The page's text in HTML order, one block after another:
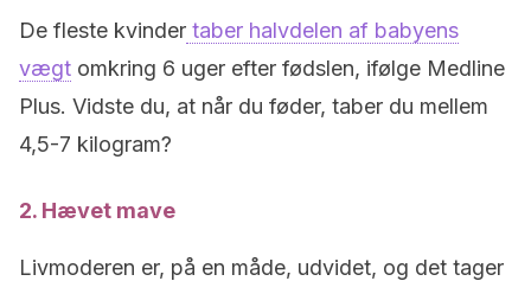
De fleste kvinder taber halvdelen af babyens
vægt omkring 6 uger efter fødslen, ifølge Medline
Plus. Vidste du, at når du føder, taber du mellem
4,5-7 kilogram?
2. Hævet mave
Livmoderen er, på en måde, udvidet, og det tager